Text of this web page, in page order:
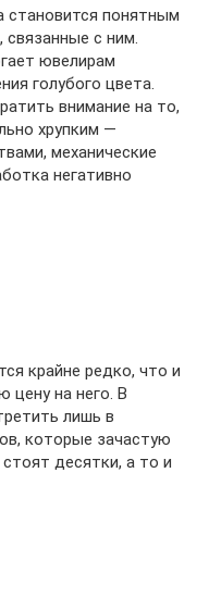
становится понятным
связанные с ним.
ювелирам
голубого цвета.
внимание на то,
хрупким —
механические
негативно
крайне редко, что и
цену на него. В
лишь в
которые зачастую
десятки, а то и